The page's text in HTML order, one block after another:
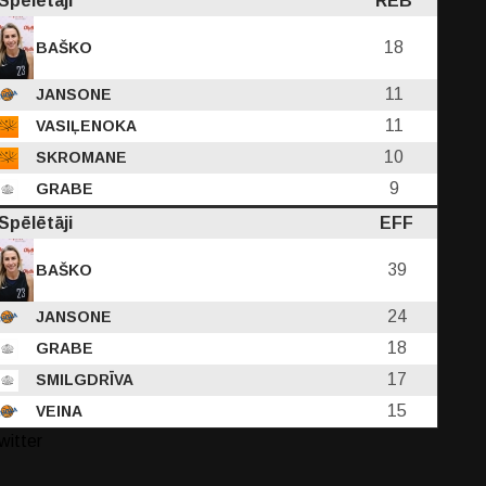
BAŠKO 18
JANSONE 11
VASIĻENOKA 11
SKROMANE 10
GRABE
9
EFF
BAŠKO 39
JANSONE 24
GRABE 18
SMILGDRĪVA 17
VEINA
15